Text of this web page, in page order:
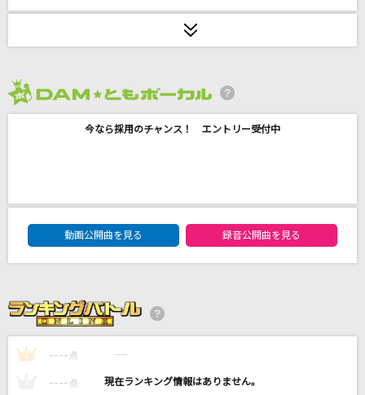
[生音]シュガーソングとビターステップ
新宝島(ビデオクリップバージョン)
アイナ・ジ・エンド
FANTASTIC BABY
今なら採用のチャンス！ エントリー受付中
DAM★ともボーカルエントリーランキング
動画公開曲を見る
録音公開曲を見る
1 ---- 点 ----
---- 点 ----